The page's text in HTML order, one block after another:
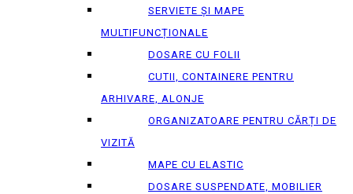
SERVIETE ȘI MAPE
MULTIFUNCȚIONALE
DOSARE CU FOLII
CUTII, CONTAINERE PENTRU
ARHIVARE, ALONJE
ORGANIZATOARE PENTRU CĂRȚI DE
VIZITĂ
MAPE CU ELASTIC
DOSARE SUSPENDATE, MOBILIER